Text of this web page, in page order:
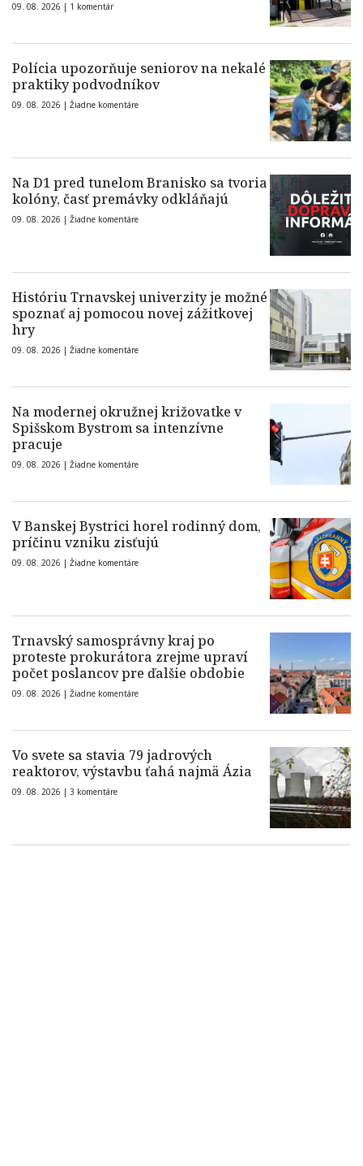
09. 08. 2026 | 1 komentár
Polícia upozorňuje seniorov na nekalé
praktiky podvodníkov
09. 08. 2026 | Žiadne komentáre
Na D1 pred tunelom Branisko sa tvoria
kolóny, časť premávky odkláňajú
09. 08. 2026 | Žiadne komentáre
Históriu Trnavskej univerzity je možné
spoznať aj pomocou novej zážitkovej
hry
09. 08. 2026 | Žiadne komentáre
Na modernej okružnej križovatke v
Spišskom Bystrom sa intenzívne
pracuje
09. 08. 2026 | Žiadne komentáre
V Banskej Bystrici horel rodinný dom,
príčinu vzniku zisťujú
09. 08. 2026 | Žiadne komentáre
Trnavský samosprávny kraj po
proteste prokurátora zrejme upraví
počet poslancov pre ďalšie obdobie
09. 08. 2026 | Žiadne komentáre
Vo svete sa stavia 79 jadrových
reaktorov, výstavbu ťahá najmä Ázia
09. 08. 2026 | 3 komentáre